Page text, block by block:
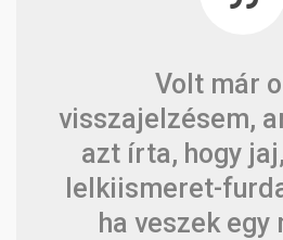
Volt már
visszajelzésem,
azt írta, hogy
lelkiismeret-
ha veszek egy